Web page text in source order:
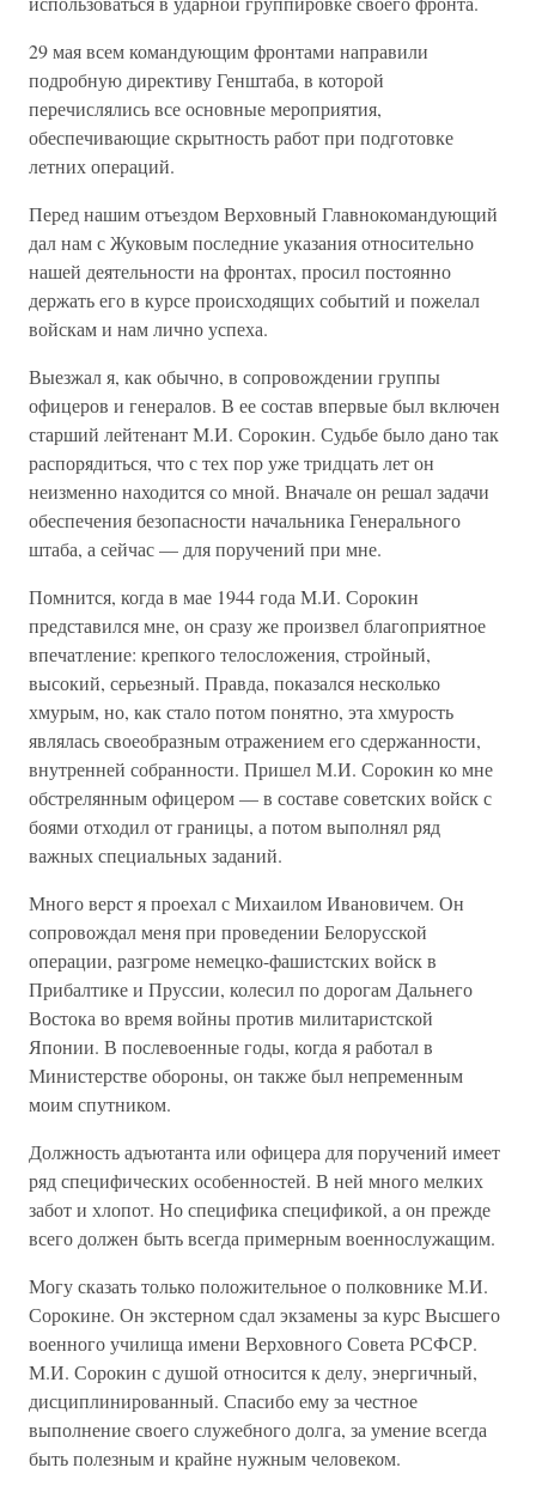
29 мая всем командующим фронтами направили
подробную директиву Генштаба, в которой
перечислялись все основные мероприятия,
обеспечивающие скрытность работ при подготовке
летних операций.
Перед нашим отъездом Верховный Главнокомандующий
дал нам с Жуковым последние указания относительно
нашей деятельности на фронтах, просил постоянно
держать его в курсе происходящих событий и пожелал
войскам и нам лично успеха.
Выезжал я, как обычно, в сопровождении группы
офицеров и генералов. В ее состав впервые был включен
старший лейтенант М.И. Сорокин. Судьбе было дано так
распорядиться, что с тех пор уже тридцать лет он
неизменно находится со мной. Вначале он решал задачи
обеспечения безопасности начальника Генерального
штаба, а сейчас — для поручений при мне.
Помнится, когда в мае 1944 года М.И. Сорокин
представился мне, он сразу же произвел благоприятное
впечатление: крепкого телосложения, стройный,
высокий, серьезный. Правда, показался несколько
хмурым, но, как стало потом понятно, эта хмурость
являлась своеобразным отражением его сдержанности,
внутренней собранности. Пришел М.И. Сорокин ко мне
обстрелянным офицером — в составе советских войск с
боями отходил от границы, а потом выполнял ряд
важных специальных заданий.
Много верст я проехал с Михаилом Ивановичем. Он
сопровождал меня при проведении Белорусской
операции, разгроме немецко-фашистских войск в
Прибалтике и Пруссии, колесил по дорогам Дальнего
Востока во время войны против милитаристской
Японии. В послевоенные годы, когда я работал в
Министерстве обороны, он также был непременным
моим спутником.
Должность адъютанта или офицера для поручений имеет
ряд специфических особенностей. В ней много мелких
забот и хлопот. Но специфика спецификой, а он прежде
всего должен быть всегда примерным военнослужащим.
Могу сказать только положительное о полковнике М.И.
Сорокине. Он экстерном сдал экзамены за курс Высшего
военного училища имени Верховного Совета РСФСР.
М.И. Сорокин с душой относится к делу, энергичный,
дисциплинированный. Спасибо ему за честное
выполнение своего служебного долга, за умение всегда
быть полезным и крайне нужным человеком.